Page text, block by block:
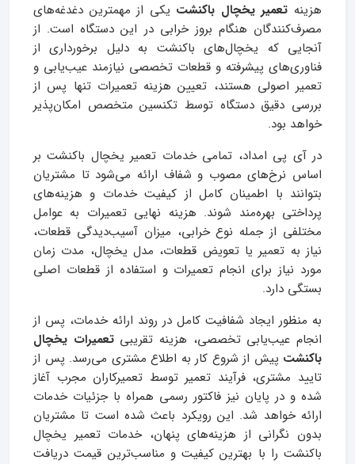
هزینه تعمیر یخچال باکنشت یکی از مهمترین دغدغه‌های
مصرف‌کنندگان هنگام بروز خرابی در این دستگاه است. از
آنجایی که یخچال‌های باکنشت به دلیل برخورداری از
فناوری‌های پیشرفته و قطعات تخصصی نیازمند عیب‌یابی و
تعمیر اصولی هستند، تعیین هزینه تعمیرات تنها پس از
بررسی دقیق دستگاه توسط تکنسین متخصص امکان‌پذیر
خواهد بود.
در آی پی امداد، تمامی خدمات تعمیر یخچال باکنشت بر
اساس نرخ‌های مصوب و شفاف ارائه می‌شود تا مشتریان
بتوانند با اطمینان کامل از کیفیت خدمات و هزینه‌های
پرداختی بهره‌مند شوند. هزینه نهایی تعمیرات به عوامل
مختلفی از جمله نوع خرابی، میزان آسیب‌دیدگی قطعات،
نیاز به تعمیر یا تعویض قطعات، مدل یخچال، مدت زمان
مورد نیاز برای انجام تعمیرات و استفاده از قطعات اصلی
بستگی دارد.
به منظور ایجاد شفافیت کامل در روند ارائه خدمات، پس از
انجام عیب‌یابی تخصصی، هزینه تقریبی تعمیرات یخچال
باکنشت پیش از شروع کار به اطلاع مشتری می‌رسد. پس از
تایید مشتری، فرآیند تعمیر توسط تعمیرکاران مجرب آغاز
شده و در پایان نیز فاکتور رسمی همراه با جزئیات خدمات
ارائه خواهد شد. این رویکرد باعث شده است تا مشتریان
بدون نگرانی از هزینه‌های پنهان، خدمات تعمیر یخچال
باکنشت را با بهترین کیفیت و مناسب‌ترین قیمت دریافت